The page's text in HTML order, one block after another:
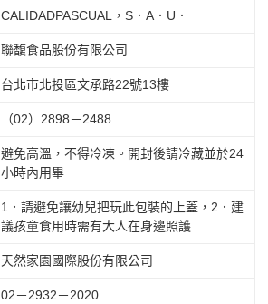
CALIDADPASCUAL，S．A．U．
聯馥食品股份有限公司
台北市北投區文承路22號13樓
（02）2898－2488
避免高溫，不得冷凍。開封後請冷藏並於24
小時內用畢
1．請避免讓幼兒把玩此包裝的上蓋，2．建
議孩童食用時需有大人在身邊照護
天然家園國際股份有限公司
02－2932－2020